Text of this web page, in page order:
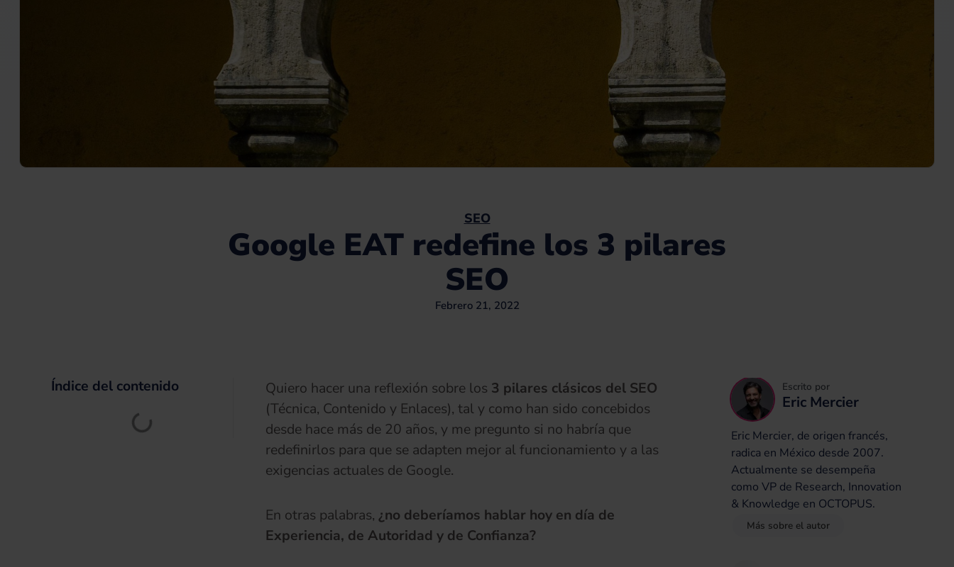
SEO
Google EAT redefine los 3 pilares
SEO
Febrero 21, 2022
Índice del contenido Quiero hacer una reflexión sobre los 3 pilares clásicos del SEO
(Técnica, Contenido y Enlaces), tal y como han sido concebidos
desde hace más de 20 años, y me pregunto si no habría que
redefinirlos para que se adapten mejor al funcionamiento y a las
exigencias actuales de Google.
En otras palabras, ¿no deberíamos hablar hoy en día de
Experiencia, de Autoridad y de Confianza?
Escrito por
Eric Mercier
Eric Mercier, de origen francés,
radica en México desde 2007.
Actualmente se desempeña
como VP de Research, Innovation
& Knowledge en OCTOPUS.
Más sobre el autor